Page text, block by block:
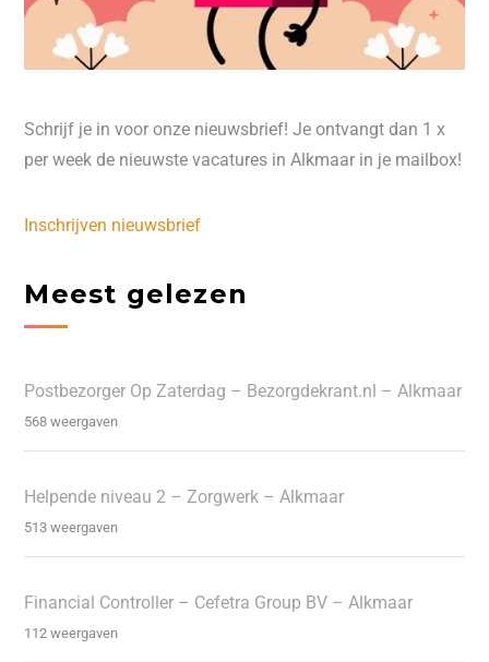
Schrijf je in voor onze nieuwsbrief! Je ontvangt dan 1 x
per week de nieuwste vacatures in Alkmaar in je mailbox!
Inschrijven nieuwsbrief
Meest gelezen
Postbezorger Op Zaterdag – Bezorgdekrant.nl – Alkmaar
568 weergaven
Helpende niveau 2 – Zorgwerk – Alkmaar
513 weergaven
Financial Controller – Cefetra Group BV – Alkmaar
112 weergaven